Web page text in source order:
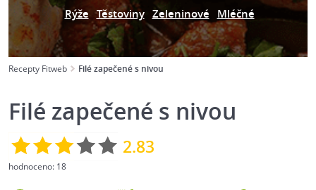
Rýže Těstoviny Zeleninové Mléčné
Recepty Fitweb Filé zapečené s nivou
Filé zapečené s nivou
2.83
hodnoceno: 18